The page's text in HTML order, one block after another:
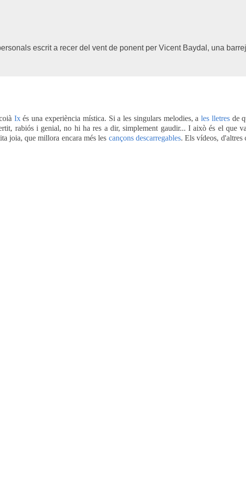
escrit a recer del vent de ponent per Vicent Baydal, una
Ixés una experiència mística. Si a les singulars melodies, ales lletresde
rabiós i genial, no hi ha res a dir, simplement gaudir... I això és el que
joia, que millora encara més les cançons descarregables. Els vídeos, d'altres